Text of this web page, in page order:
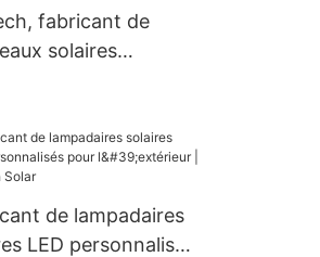
fabricant de
solaires
avantageux
de lampadaires
LED personnalisés